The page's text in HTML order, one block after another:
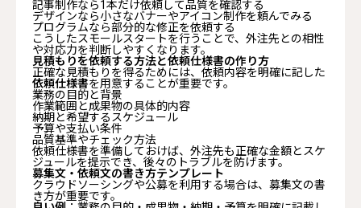
記事制作なら1本だけ依頼して品質を確認する
デザインなら小さなバナーやアイコン制作を頼んでみる
プログラムなら部分的な修正を依頼する
こうしたスモールスタートを行うことで、外注先との相性
や対応力を判断しやすくなります。
見積もりを依頼する方法と依頼仕様書の作り方
正確な見積もりを得るためには、依頼内容を明確に記した
依頼仕様書を用意することが重要です。
業務の目的と背景
作業範囲と成果物の具体的内容
納期と希望するスケジュール
予算や支払い条件
品質基準やチェック方法
依頼仕様書を準備しておけば、外注先も正確な金額とスケ
ジュールを提示でき、後々のトラブルを防げます。
募集文・依頼文の書き方テンプレート
クラウドソーシングや公募を利用する場合は、募集文の書
き方が重要です。